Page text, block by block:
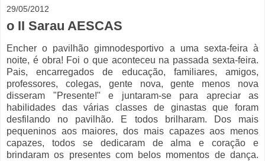
29/05/2012
o II Sarau AESCAS
Encher o pavilhão gimnodesportivo a uma sexta-feira à
noite, é obra! Foi o que aconteceu na passada sexta-feira.
Pais, encarregados de educação, familiares, amigos,
professores, colegas, gente nova, gente menos nova
disseram "Presente!" e juntaram-se para apreciar as
habilidades das várias classes de ginastas que foram
desfilando no pavilhão. E todos brilharam. Dos mais
pequeninos aos maiores, dos mais capazes aos menos
capazes, todos se dedicaram de alma e coração e
brindaram os presentes com belos momentos de dança.